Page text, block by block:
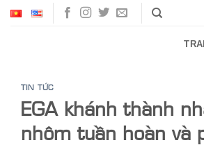
Bỏ
TIN TỨC
EGA khánh thành
nhôm tuần hoàn và